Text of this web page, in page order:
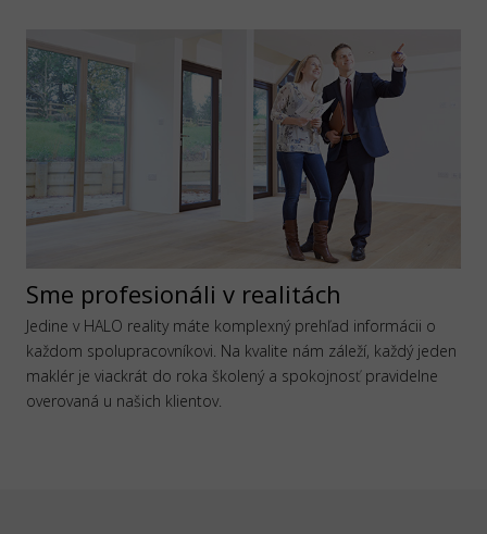
Sme profesionáli v realitách
Jedine v HALO reality máte komplexný prehľad informácii o
každom spolupracovníkovi. Na kvalite nám záleží, každý jeden
maklér je viackrát do roka školený a spokojnosť pravidelne
overovaná u našich klientov.